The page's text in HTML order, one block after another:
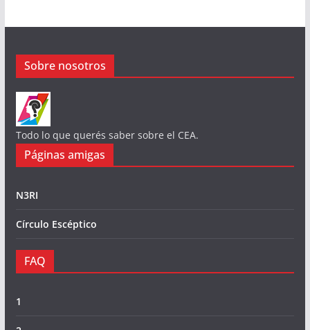
Sobre nosotros
Todo lo que querés saber sobre el CEA.
Páginas amigas
N3RI
Círculo Escéptico
FAQ
1